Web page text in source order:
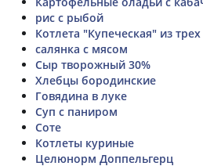
рис с рыбой
Котлета "Купеческая" из
салянка с мясом
Сыр творожный 30%
Хлебцы бородинские
Говядина в луке
Суп с паниром
Соте
Котлеты куриные
Целюнорм Доппельгерц